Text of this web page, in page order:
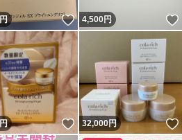
！
円 いいね！
4,500円
！
円 いいね！
32,000円